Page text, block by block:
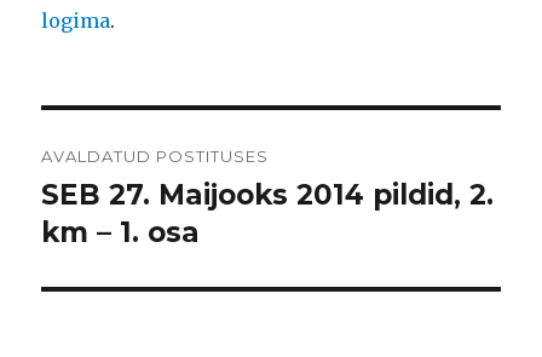
logima.
AVALDATUD POSTITUSES
SEB 27. Maijooks 2014 pildid, 2.
km – 1. osa